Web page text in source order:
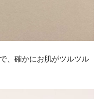
、確かにお肌がツルツル